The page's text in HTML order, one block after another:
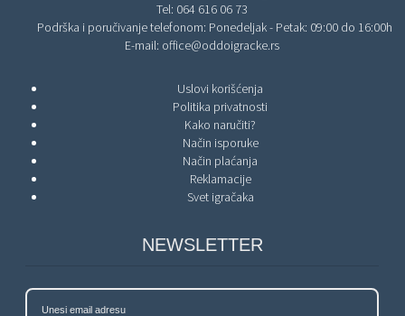
Tel: 064 616 06 73
Podrška i poručivanje telefonom: Ponedeljak - Petak: 09:00 do 16:00h
E-mail: office@oddoigracke.rs
Uslovi korišćenja
Politika privatnosti
Kako naručiti?
Način isporuke
Način plaćanja
Reklamacije
Svet igračaka
NEWSLETTER